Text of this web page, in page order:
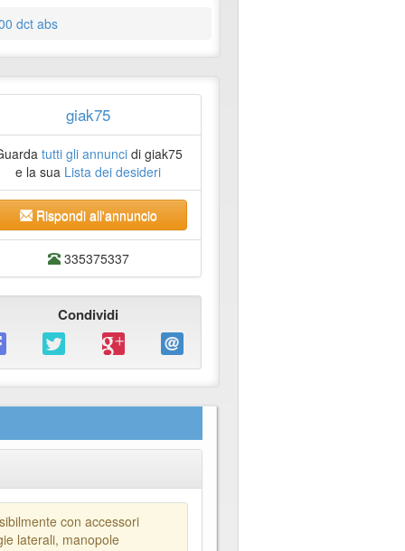
dct abs
giak75
tutti gli annuncidi giak75
e la sua Lista dei desideri
Rispondi all'annuncio
335375337
Condividi
con accessori
laterali, manopole